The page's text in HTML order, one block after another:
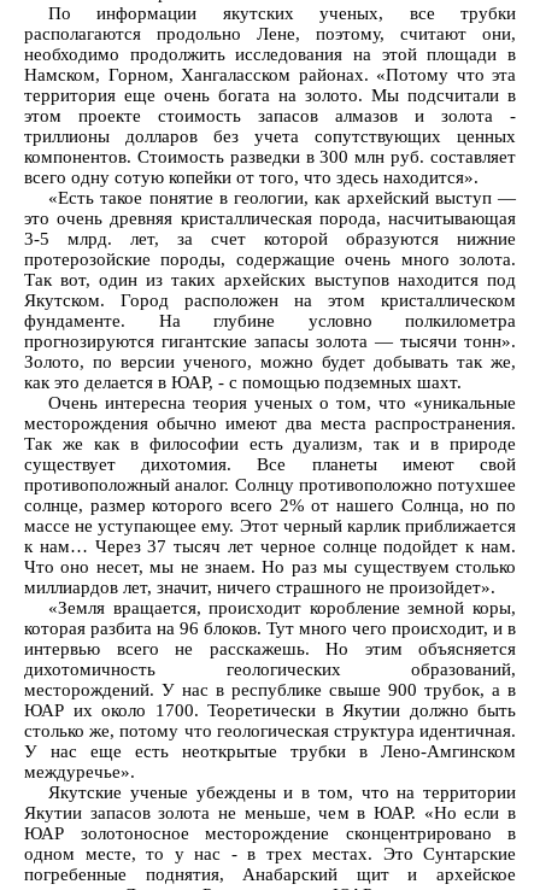
По информации якутских ученых, все трубки
располагаются продольно Лене, поэтому, считают они,
необходимо продолжить исследования на этой площади в
Намском, Горном, Хангаласском районах. «Потому что эта
территория еще очень богата на золото. Мы подсчитали в
этом проекте стоимость запасов алмазов и золота -
триллионы долларов без учета сопутствующих ценных
компонентов. Стоимость разведки в 300 млн руб. составляет
всего одну сотую копейки от того, что здесь находится».
«Есть такое понятие в геологии, как архейский выступ —
это очень древняя кристаллическая порода, насчитывающая
3-5 млрд. лет, за счет которой образуются нижние
протерозойские породы, содержащие очень много золота.
Так вот, один из таких архейских выступов находится под
Якутском. Город расположен на этом кристаллическом
фундаменте. На глубине условно полкилометра
прогнозируются гигантские запасы золота — тысячи тонн».
Золото, по версии ученого, можно будет добывать так же,
как это делается в ЮАР, - с помощью подземных шахт.
Очень интересна теория ученых о том, что «уникальные
месторождения обычно имеют два места распространения.
Так же как в философии есть дуализм, так и в природе
существует дихотомия. Все планеты имеют свой
противоположный аналог. Солнцу противоположно потухшее
солнце, размер которого всего 2% от нашего Солнца, но по
массе не уступающее ему. Этот черный карлик приближается
к нам… Через 37 тысяч лет черное солнце подойдет к нам.
Что оно несет, мы не знаем. Но раз мы существуем столько
миллиардов лет, значит, ничего страшного не произойдет».
«Земля вращается, происходит коробление земной коры,
которая разбита на 96 блоков. Тут много чего происходит, и в
интервью всего не расскажешь. Но этим объясняется
дихотомичность геологических образований,
месторождений. У нас в республике свыше 900 трубок, а в
ЮАР их около 1700. Теоретически в Якутии должно быть
столько же, потому что геологическая структура идентичная.
У нас еще есть неоткрытые трубки в Лено-Амгинском
междуречье».
Якутские ученые убеждены и в том, что на территории
Якутии запасов золота не меньше, чем в ЮАР. «Но если в
ЮАР золотоносное месторождение сконцентрировано в
одном месте, то у нас - в трех местах. Это Сунтарские
погребенные поднятия, Анабарский щит и архейское